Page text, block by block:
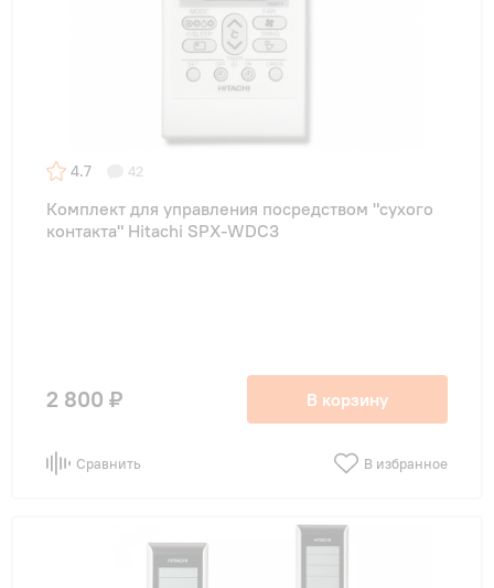
для квартиры (1)
для офиса
4.7 42
Комплект для управления посредством "сухого
контакта" Hitachi SPX-WDC3
2 800 ₽ В корзину
Сравнить В избранное